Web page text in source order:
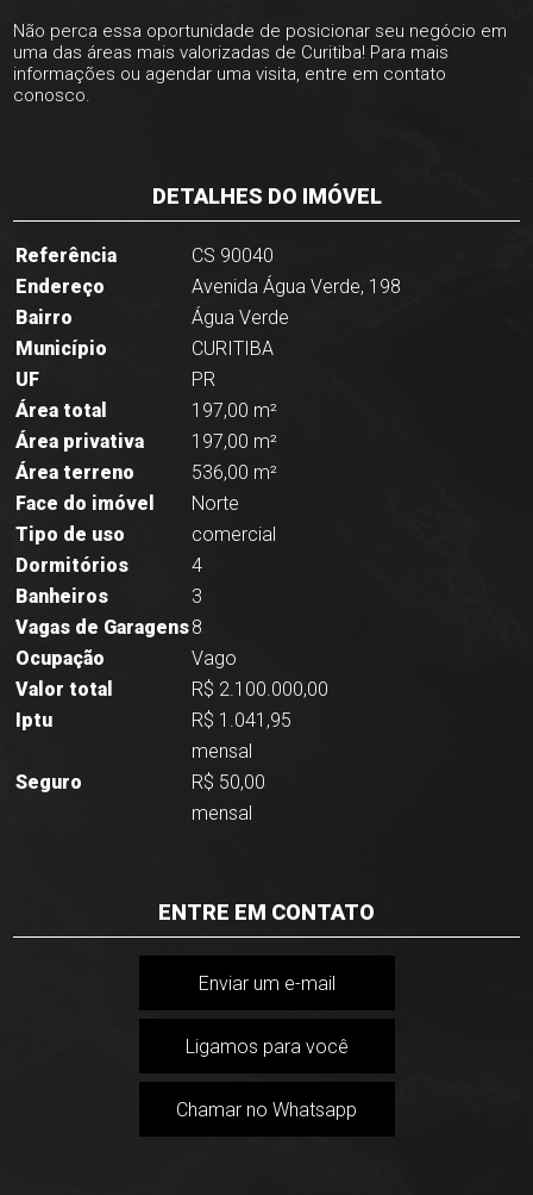
Não perca essa oportunidade de posicionar seu negócio em
uma das áreas mais valorizadas de Curitiba! Para mais
informações ou agendar uma visita, entre em contato
conosco.
DETALHES DO IMÓVEL
Referência
CS 90040
Endereço
Avenida Água Verde, 198
Bairro
Água Verde
Município
CURITIBA
UF
PR
Área total
197,00 m²
Área privativa
197,00 m²
Área terreno
536,00 m²
Face do imóvel
Norte
Tipo de uso
comercial
Dormitórios
4
Banheiros
3
Vagas de Garagens8
Ocupação
Vago
Valor total
R$ 2.100.000,00
Iptu
R$ 1.041,95
mensal
Seguro
R$ 50,00
mensal
ENTRE EM CONTATO
Enviar um e-mail
Ligamos para você
Chamar no Whatsapp